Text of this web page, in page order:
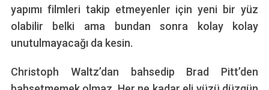
yapımı filmleri takip etmeyenler için yeni bir yüz
olabilir belki ama bundan sonra kolay kolay
unutulmayacağı da kesin.
Christoph Waltz’dan bahsedip Brad Pitt’den